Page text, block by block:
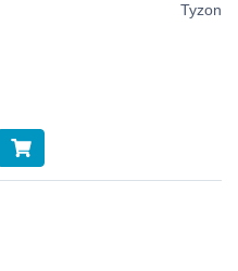
Tyzon